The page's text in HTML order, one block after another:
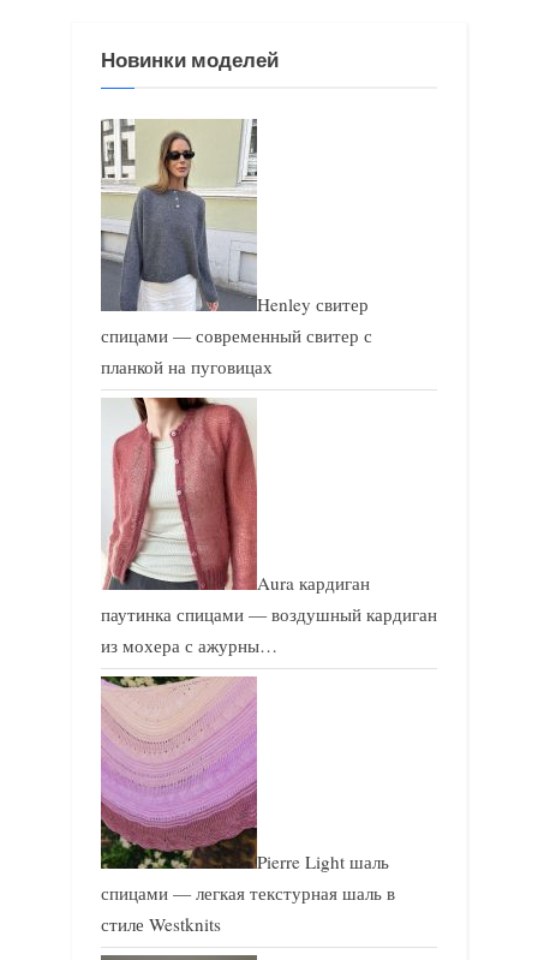
а
ь
:
Новинки моделей
Henley свитер
спицами — современный свитер с
планкой на пуговицах
Aura кардиган
паутинка спицами — воздушный кардиган
из мохера с ажурны…
Pierre Light шаль
спицами — легкая текстурная шаль в
стиле Westknits